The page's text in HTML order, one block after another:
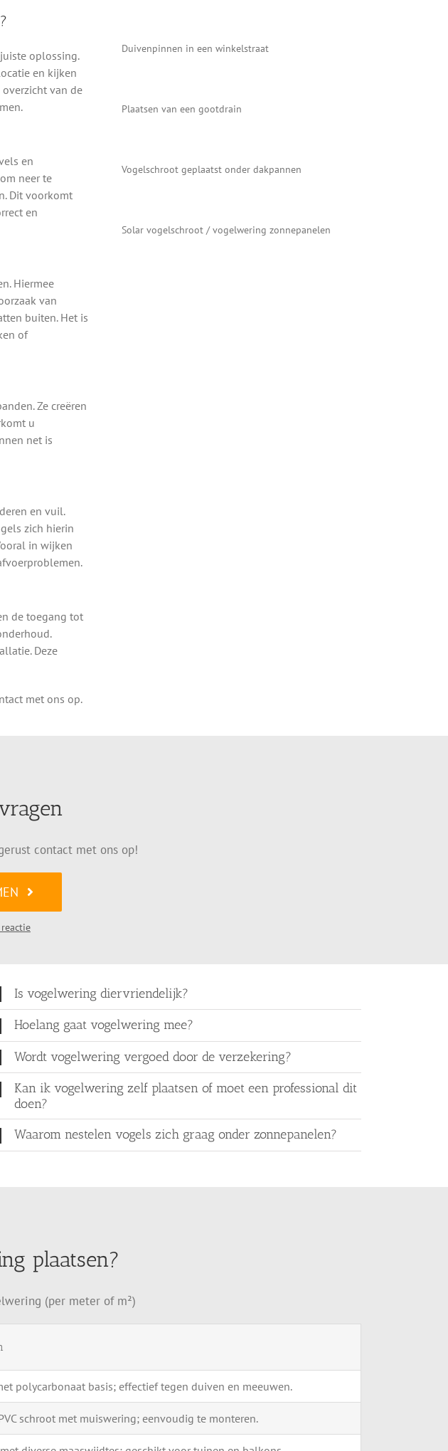
oplossing.
en kijken
van de
en
neer te
Dit voorkomt
en
Hiermee
van
buiten. Het is
of
Ze creëren
u
net is
en vuil.
zich hierin
in wijken
de toegang tot
Deze
met ons op.
Duivenpinnen in een winkelstraat
Plaatsen van een gootdrain
Vogelschroot geplaatst onder dakpannen
Solar vogelschroot / vogelwering zonnepanelen
contact met ons op!
Is vogelwering diervriendelijk?
Hoelang gaat vogelwering mee?
Wordt vogelwering vergoed door de verzekering?
Kan ik vogelwering zelf plaatsen of moet een professional dit
doen?
Waarom nestelen vogels zich graag onder zonnepanelen?
plaatsen?
(per meter of m²)
polycarbonaat basis; effectieftegen duiven en meeuwen.
schroot met muiswering; eenvoudig te monteren.